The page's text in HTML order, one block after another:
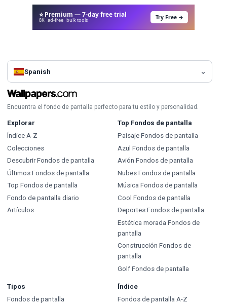
⭐ Premium — 7-day free trial
8K · ad-free · bulk tools Try Free →
Spanish
Encuentra el fondo de pantalla perfecto para tu estilo y personalidad.
Explorar
Índice A-Z
Colecciones
Descubrir Fondos de pantalla
Últimos Fondos de pantalla
Top Fondos de pantalla
Fondo de pantalla diario
Artículos
Top Fondos de pantalla
Paisaje Fondos de pantalla
Azul Fondos de pantalla
Avión Fondos de pantalla
Nubes Fondos de pantalla
Música Fondos de pantalla
Cool Fondos de pantalla
Deportes Fondos de pantalla
Estética morada Fondos de
pantalla
Construcción Fondos de
pantalla
Golf Fondos de pantalla
Tipos
Fondos de pantalla
Índice
Fondos de pantalla A-Z